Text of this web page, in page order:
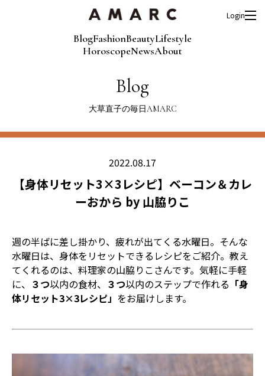
BlogFashionBeautyLifestyle
HoroscopeNewsAbout
Login
Blog
大草直子の毎日AMARC
2022.08.17
【身体リセット3×3レシピ】ベーコン＆カレ
ーおから by 山脇りこ
週の半ばに差し掛かり、疲れが出てくる水曜日。そんな
水曜日は、身体をリセットできるレシピをご紹介。教え
てくれるのは、料理家の山脇りこさんです。気軽に手軽
に、 ３つ以内の食材、 ３つ以内のステップで作れる 「身
体リセット3×3レシピ」 をお届けします。